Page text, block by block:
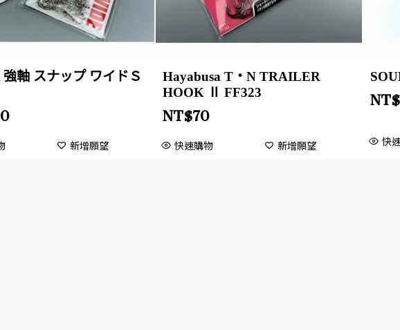
軸 スナップ ワイドＳ
新增願望
Hayabusa T・N TRAILER
HOOK Ⅱ FF323
NT$70
快速購物 新增願望
NT$
快